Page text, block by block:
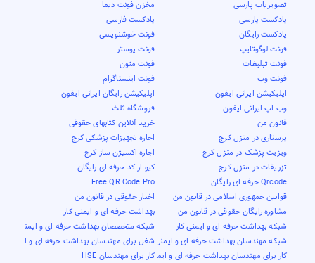
تصویریاب پارسی
مخزن فونت دیما
پادکست پارسی
پادکست فارسی
پادکست رایگان
فونت خوشنویسی
فونت لوگوتایپ
فونت پوستر
فونت تبلیغات
فونت متون
فونت وب
فونت اینستاگرام
اپلیکیشن ایرانی ایفون
اپلیکیشن رایگان ایرانی ایفون
وب اپ ایرانی ایفون
فروشگاه ثلث
قانون من
خرید آنلاین کتابهای حقوقی
پرستاری در منزل کرج
اجاره تجهیزات پزشکی کرج
ویزیت پزشک در منزل کرج
اجاره اکسیژن ساز کرج
تزریقات در منزل کرج
کیو ار کد حرفه ای رایگان
Qrcode حرفه ای رایگان
Free QR Code Pro
قوانین جمهوری اسلامی در قانون من
اخبار حقوقی در قانون من
مشاوره رایگان حقوقی در قانون من
بهداشت حرفه ای و ایمنی کار
شبکه بهداشت حرفه ای و ایمنی کار
شبکه متخصصان بهداشت حرفه ای و ایمنی کار
شبکه مهندسان بهداشت حرفه ای و ایمنی کارشغل برای مهندسان بهداشت حرفه ای و ایمنی
کار برای مهندسان بهداشت حرفه ای و ایمنی کارکار برای مهندسان HSE